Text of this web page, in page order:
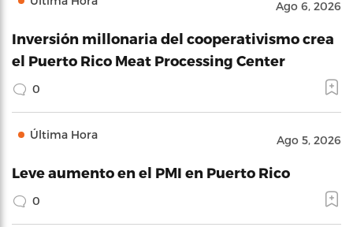
Ago 6, 2026
Inversión millonaria del cooperativismo crea
el Puerto Rico Meat Processing Center
0
Última Hora Ago 5, 2026
Leve aumento en el PMI en Puerto Rico
0